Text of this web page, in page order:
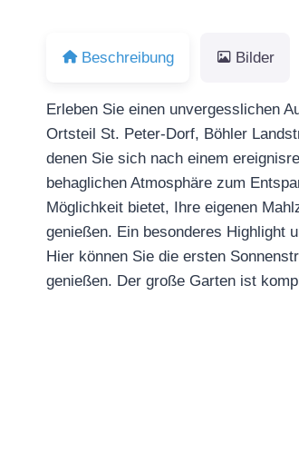
Beschreibung Bilder
Erleben Sie einen unvergesslichen
Ortsteil St. Peter-Dorf, Böhler
denen Sie sich nach einem
behaglichen Atmosphäre zum
Möglichkeit bietet, Ihre eigenen
genießen. Ein besonderes Highlight
Hier können Sie die ersten
genießen. Der große Garten ist